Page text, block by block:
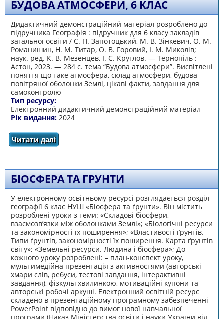
БУДОВА АТМОСФЕРИ, 6 КЛАС
Дидактичний демонстраційний матеріал розроблено до
підручника Географія : підручник для 6 класу закладів
загальної освіти / С. П. Запотоцький, М. В. Зінкевич, О. М.
Романишин, Н. М. Титар, О. В. Горовий, І. М. Миколів;
наук. ред. К. В. Мезенцев, І. С. Круглов. — Тернопіль :
Астон, 2023. — 284 с. тема “Будова атмосфери”. Висвітлені
поняття що таке атмосфера, склад атмосфери, будова
повітряної оболонки Землі, цікаві факти, завдання для
самоконтролю
Тип ресурсу:
Електронний дидактичний демонстраційний матеріал
Рік видання: 2024
Читати даліпро Будова атмосфери, 6 клас
БІОСФЕРА ТА ГРУНТИ
У електронному освітньому ресурсі розглядається розділ
географії 6 клас НУШ «Біосфера та ґрунти». Він містить
розроблені уроки з теми: «Складові біосфери,
взаємозв’язки між оболонками Землі»; «Біологічні ресурси
та закономірності їх поширення»; «Властивості ґрунтів.
Типи ґрунтів, закономірності їх поширення. Карта ґрунтів
світу»; «Земельні ресурси. Людина і біосфера»; До
кожного уроку розроблені: – план-конспект уроку,
мультимедійна презентація з активностями (авторські
хмари слів, ребуси, тестові завдання, інтерактивні
завдання), фізкультхвилинкою, мотиваційні купони та
авторські робочі аркуші. Електронний освітній ресурс
складено в презентаційному програмному забезпеченні
PowerPoint відповідно до вимог нової навчальної